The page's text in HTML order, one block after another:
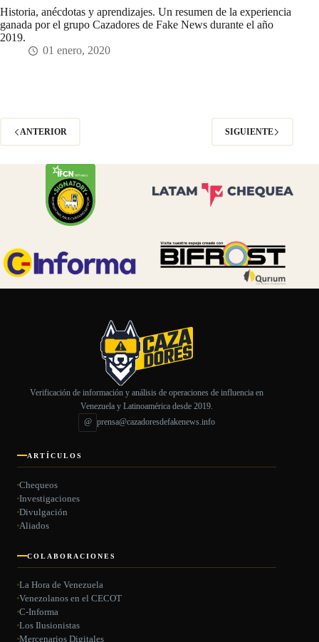
Historia, anécdotas y aprendizajes. Un resumen de la experiencia
ganada por el grupo Cazadores de Fake News durante el año
2019.
01 enero, 2020
ANTERIOR SIGUIENTE
Verificación de información y análisis de operaciones de influencia en
Venezuela y Latinoamérica desde 2019.
@ prensa@cazadoresdefakenews.info
ARTÍCULOS
Chequeos
Investigaciones
Divulgación
Aliados
COLABORACIONES
La Hora de Venezuela
Venezolanos en el CECOT
C-Informa
Los Ilusionistas
Mercenarios Digitales